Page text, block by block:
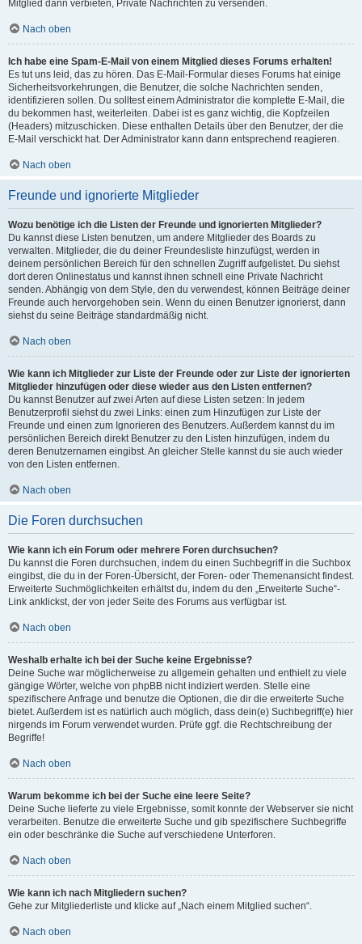
Mitglied dann verbieten, Private Nachrichten zu versenden.
Nach oben
Ich habe eine Spam-E-Mail von einem Mitglied dieses Forums erhalten!
Es tut uns leid, das zu hören. Das E-Mail-Formular dieses Forums hat einige
Sicherheitsvorkehrungen, die Benutzer, die solche Nachrichten senden,
identifizieren sollen. Du solltest einem Administrator die komplette E-Mail, die
du bekommen hast, weiterleiten. Dabei ist es ganz wichtig, die Kopfzeilen
(Headers) mitzuschicken. Diese enthalten Details über den Benutzer, der die
E-Mail verschickt hat. Der Administrator kann dann entsprechend reagieren.
Nach oben
Freunde und ignorierte Mitglieder
Wozu benötige ich die Listen der Freunde und ignorierten Mitglieder?
Du kannst diese Listen benutzen, um andere Mitglieder des Boards zu
verwalten. Mitglieder, die du deiner Freundesliste hinzufügst, werden in
deinem persönlichen Bereich für den schnellen Zugriff aufgelistet. Du siehst
dort deren Onlinestatus und kannst ihnen schnell eine Private Nachricht
senden. Abhängig von dem Style, den du verwendest, können Beiträge deiner
Freunde auch hervorgehoben sein. Wenn du einen Benutzer ignorierst, dann
siehst du seine Beiträge standardmäßig nicht.
Nach oben
Wie kann ich Mitglieder zur Liste der Freunde oder zur Liste der ignorierten
Mitglieder hinzufügen oder diese wieder aus den Listen entfernen?
Du kannst Benutzer auf zwei Arten auf diese Listen setzen: In jedem
Benutzerprofil siehst du zwei Links: einen zum Hinzufügen zur Liste der
Freunde und einen zum Ignorieren des Benutzers. Außerdem kannst du im
persönlichen Bereich direkt Benutzer zu den Listen hinzufügen, indem du
deren Benutzernamen eingibst. An gleicher Stelle kannst du sie auch wieder
von den Listen entfernen.
Nach oben
Die Foren durchsuchen
Wie kann ich ein Forum oder mehrere Foren durchsuchen?
Du kannst die Foren durchsuchen, indem du einen Suchbegriff in die Suchbox
eingibst, die du in der Foren-Übersicht, der Foren- oder Themenansicht findest.
Erweiterte Suchmöglichkeiten erhältst du, indem du den „Erweiterte Suche“-
Link anklickst, der von jeder Seite des Forums aus verfügbar ist.
Nach oben
Weshalb erhalte ich bei der Suche keine Ergebnisse?
Deine Suche war möglicherweise zu allgemein gehalten und enthielt zu viele
gängige Wörter, welche von phpBB nicht indiziert werden. Stelle eine
spezifischere Anfrage und benutze die Optionen, die dir die erweiterte Suche
bietet. Außerdem ist es natürlich auch möglich, dass dein(e) Suchbegriff(e) hier
nirgends im Forum verwendet wurden. Prüfe ggf. die Rechtschreibung der
Begriffe!
Nach oben
Warum bekomme ich bei der Suche eine leere Seite?
Deine Suche lieferte zu viele Ergebnisse, somit konnte der Webserver sie nicht
verarbeiten. Benutze die erweiterte Suche und gib spezifischere Suchbegriffe
ein oder beschränke die Suche auf verschiedene Unterforen.
Nach oben
Wie kann ich nach Mitgliedern suchen?
Gehe zur Mitgliederliste und klicke auf „Nach einem Mitglied suchen“.
Nach oben